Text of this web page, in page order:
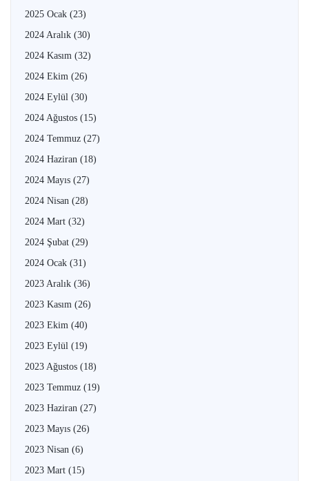
2025 Ocak (23)
2024 Aralık (30)
2024 Kasım (32)
2024 Ekim (26)
2024 Eylül (30)
2024 Ağustos (15)
2024 Temmuz (27)
2024 Haziran (18)
2024 Mayıs (27)
2024 Nisan (28)
2024 Mart (32)
2024 Şubat (29)
2024 Ocak (31)
2023 Aralık (36)
2023 Kasım (26)
2023 Ekim (40)
2023 Eylül (19)
2023 Ağustos (18)
2023 Temmuz (19)
2023 Haziran (27)
2023 Mayıs (26)
2023 Nisan (6)
2023 Mart (15)